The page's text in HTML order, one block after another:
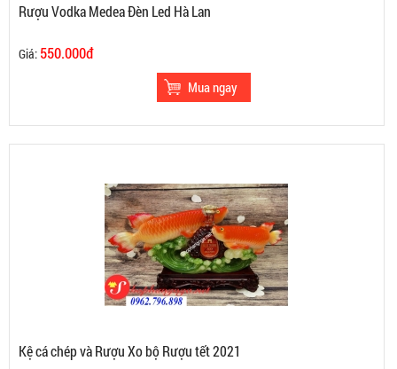
Rượu Vodka Medea Đèn Led Hà Lan
Giá: 550.000đ
Kệ cá chép và Rượu Xo bộ Rượu tết 2021